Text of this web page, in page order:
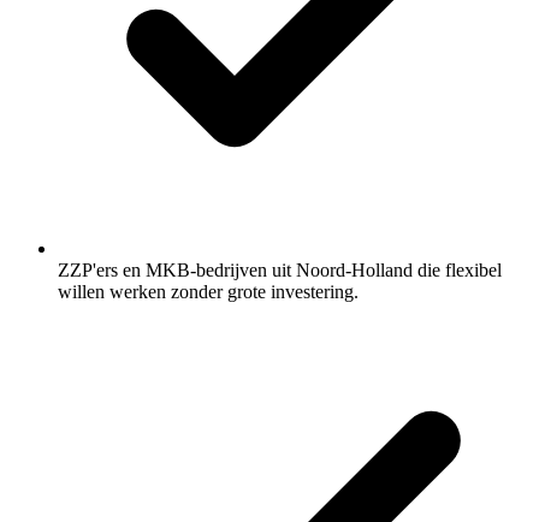
ZZP'ers en MKB-bedrijven uit Noord-Holland die flexibel
willen werken zonder grote investering.